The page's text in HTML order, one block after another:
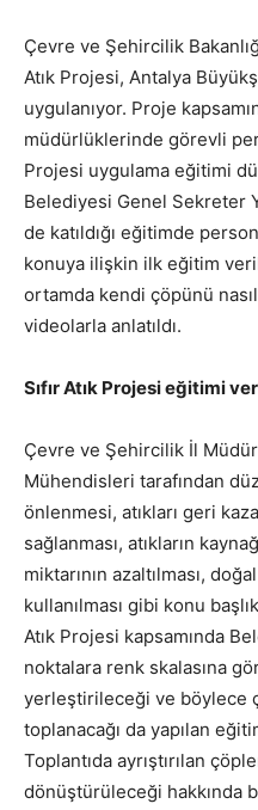
Çevre ve Şehircilik
Atık Projesi, Antalya
uygulanıyor. Proje
müdürlüklerinde görevli
Projesi uygulama eğitimi
Belediyesi Genel Sekreter
de katıldığı eğitimde
konuya ilişkin ilk eğitim
ortamda kendi çöpünü nasıl
videolarla anlatıldı.
Sıfır Atık Projesi eğitimi
Çevre ve Şehircilik İl
Mühendisleri tarafından
önlenmesi, atıkları geri
sağlanması, atıkların
miktarının azaltılması,
kullanılması gibi konu
Atık Projesi kapsamında
noktalara renk skalasına
yerleştirileceği ve böylece
toplanacağı da yapılan
Toplantıda ayrıştırılan
dönüştürüleceği hakkında